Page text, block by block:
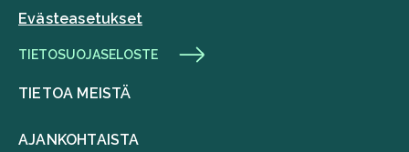
Evästeasetukset
TIETOSUOJASELOSTE
TIETOA MEISTÄ
AJANKOHTAISTA